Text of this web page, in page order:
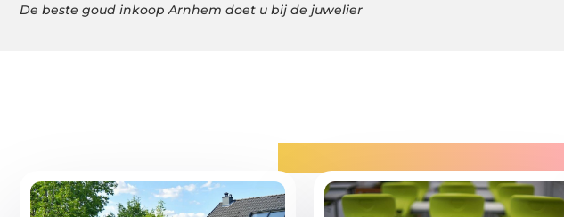
De beste goud inkoop Arnhem doet u bij de juwelier